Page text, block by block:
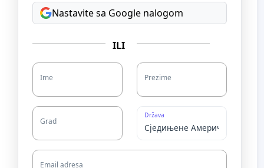
Nastavite sa Google nalogom
ILI
Ime Prezime
Grad
Država
Email adresa